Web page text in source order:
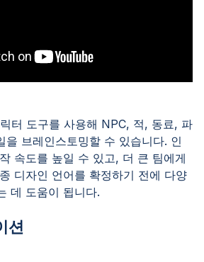
터 도구를 사용해 NPC, 적, 동료, 파
을 브레인스토밍할 수 있습니다. 인
속도를 높일 수 있고, 더 큰 팀에게
디자인 언어를 확정하기 전에 다양
데 도움이 됩니다.
션